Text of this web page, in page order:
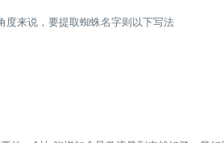
度来说，要提取蜘蛛名字则以下写法